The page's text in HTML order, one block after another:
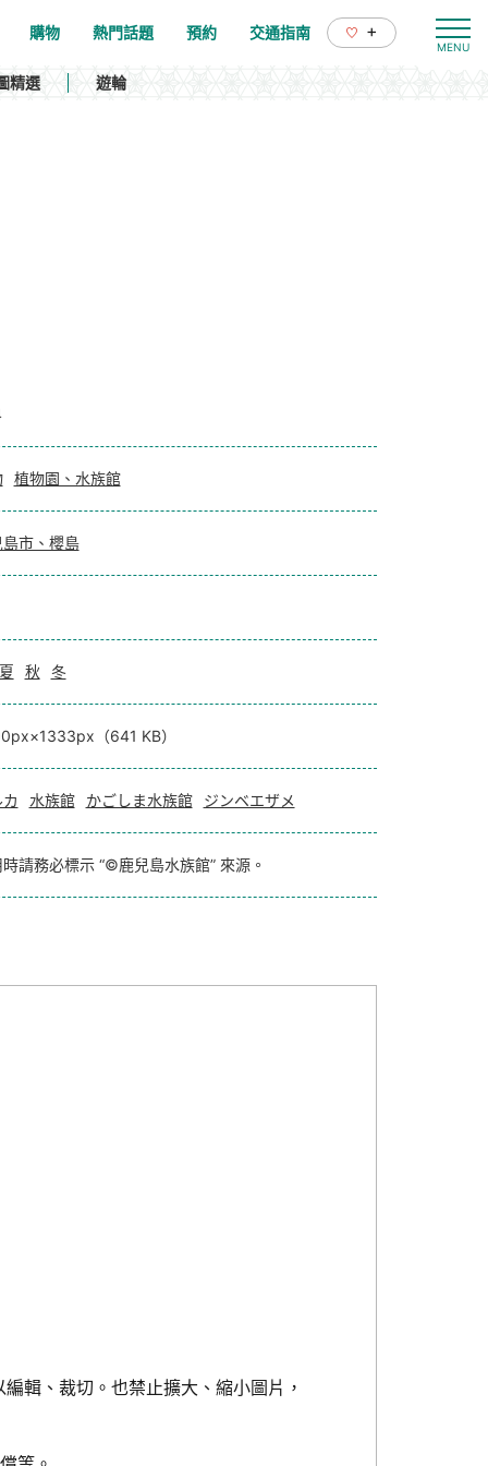
購物 熱門話題 預約 交通指南 +
精選 遊輪
植物園、水族館
島市、櫻島
夏 秋 冬
（641 KB）
水族館 かごしま水族館 ジンベエザメ
請務必標示 “©鹿兒島水族館” 來源。
輯、裁切。也禁止擴大、縮小圖片，